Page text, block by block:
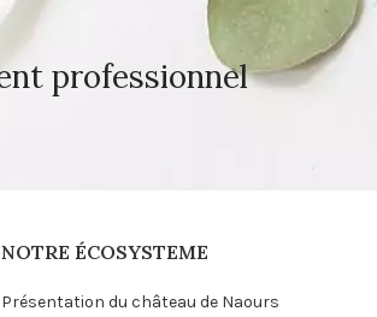
professionnel
NOTRE ÉCOSYSTEME
Présentation du château de Naours